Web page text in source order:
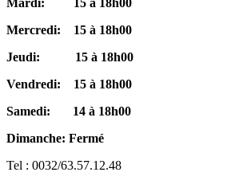
Mardi: 15 à 18h00
Mercredi: 15 à 18h00
Jeudi: 15 à 18h00
Vendredi: 15 à 18h00
Samedi: 14 à 18h00
Dimanche: Fermé
Tel : 0032/63.57.12.48